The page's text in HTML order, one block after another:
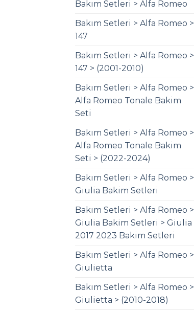
Bakım Setleri > Alfa Romeo
Bakım Setleri > Alfa Romeo >
147
Bakım Setleri > Alfa Romeo >
147 > (2001-2010)
Bakım Setleri > Alfa Romeo >
Alfa Romeo Tonale Bakim
Seti
Bakım Setleri > Alfa Romeo >
Alfa Romeo Tonale Bakim
Seti > (2022-2024)
Bakım Setleri > Alfa Romeo >
Giulia Bakim Setleri
Bakım Setleri > Alfa Romeo >
Giulia Bakim Setleri > Giulia
2017 2023 Bakim Setleri
Bakım Setleri > Alfa Romeo >
Giulietta
Bakım Setleri > Alfa Romeo >
Giulietta > (2010-2018)